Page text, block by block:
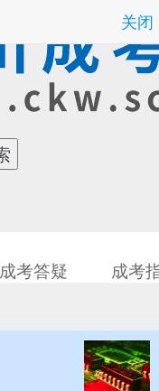
成考答疑 成考
关闭